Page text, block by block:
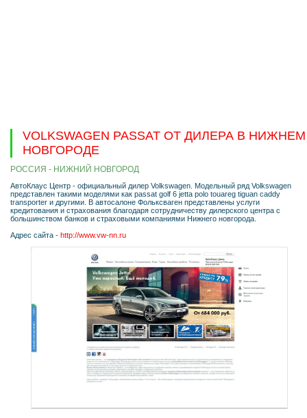
VOLKSWAGEN PASSAT ОТ ДИЛЕРА В НИЖНЕМ
НОВГОРОДЕ
РОССИЯ - НИЖНИЙ НОВГОРОД
АвтоКлаус Центр - официальный дилер Volkswagen. Модельный ряд Volkswagen
представлен такими моделями как passat golf 6 jetta polo touareg tiguan caddy
transporter и другими. В автосалоне Фольксваген представлены услуги
кредитования и страхования благодаря сотрудничеству дилерского центра с
большинством банков и страховыми компаниями Нижнего новгорода.
Адрес сайта - http://www.vw-nn.ru